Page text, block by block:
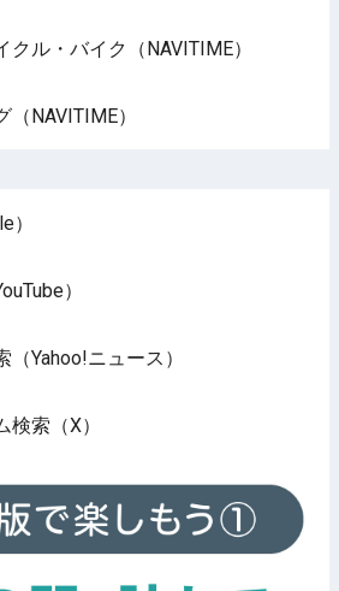
クル・バイク（NAVITIME）
NAVITIME）
）
）
Yahoo!ニュース）
索（X）